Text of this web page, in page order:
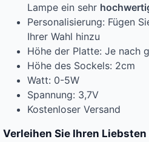
Lampe ein sehr
Personalisierung: Fügen
Ihrer Wahl hinzu
Höhe der Platte: Je nach
Höhe des Sockels: 2cm
Watt: 0-5W
Spannung: 3,7V
Kostenloser Versand
Verleihen Sie Ihren